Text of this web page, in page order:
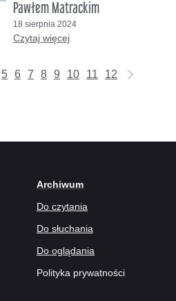
Pawłem Matrackim
18 sierpnia 2024
Czytaj więcej
5 6 7 8 9 10 11 12 13
Archiwum
Do czytania
Do słuchania
Do oglądania
Polityka prywatności